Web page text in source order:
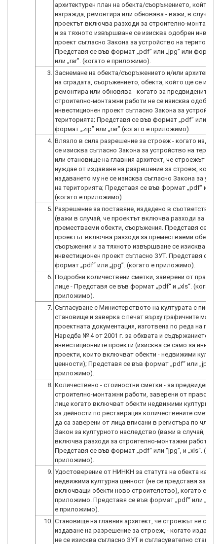
архитектурен план на обекта/съоръжението, който
изгражда, ремонтира или обновява - важи, в случай
проектът включва разходи за строително-монтажни
и за тяхното извършване се изисква одобрен
проект съгласно Закона за устройство на
Представя се във формат „pdf” или „jpg” или формат
или „rar”. (когато е приложимо).
3. Заснемане на обекта/съоръжението и/или
на сградата, съоръжението, обекта, който ще се
ремонтира или обновява - когато за предвидените
строително-монтажни работи не се изисква одобрен
инвестиционен проект съгласно Закона за
територията; Представя се във формат „pdf” или
формат „zip” или „rar”.(когато е приложимо).
4. Влязло в сила разрешение за строеж - когато
се изисква съгласно Закона за устройство на
или становище на главния архитект, че строежът не се
нуждае от издаване на разрешение за строеж, когато
издаването му не се изисква съгласно Закона за
на територията; Представя се във формат „pdf“ или
(когато е приложимо).
5. Разрешение за поставяне, издадено в съответствие
(важи в случай, че проектът включва разходи за
преместваеми обекти, съоръжения. Представя се в
проектът включва разходи за преместваеми обекти ,
съоръжения и за тяхното извършване се изисква
инвестиционен проект съгласно ЗУТ. Представя се
формат „pdf“ или „jpg”. (когато е приложимо).
6. Подробни количествени сметки, заверени от
лице - Представя се във формат „pdf“ и „xls“. (когато е
приложимо).
7. Съгласуване с Министерството на културата с
становище и заверка с печат върху графичните
проектната документация, изготвена по реда на
Наредба № 4 от 2001 г. за обхвата и съдържанието на
инвестиционните проекти (изисква се само за
проекти, които включват обекти - недвижими
ценности); Представя се във формат „pdf“ или „jpg”.
приложимо).
8. Количествено - стойностни сметки - за предвидените
строително-монтажни работи, заверени от
лице когато включват обекти недвижими културни
за дейности по реставрация количествените сметки
да са заверени от лица вписани в регистъра по чл.165
Закон за културното наследство (важи в случай, че
включва разходи за строително-монтажни работи).
Представя се във формат „pdf“ или “jpg”, и „xls“.
приложимо).
9. Удостоверение от НИНКН за статута на обекта като
недвижима културна ценност (не се представя за
включващи обекти ново строителство), когато е
приложимо. Представя се във формат „pdf“ или „jpg”.
е приложимо).
10. Становище на главния архитект, че строежът не се
издаване на разрешение за строеж, - когато
не се изисква съгласно ЗУТ и съгласувателно